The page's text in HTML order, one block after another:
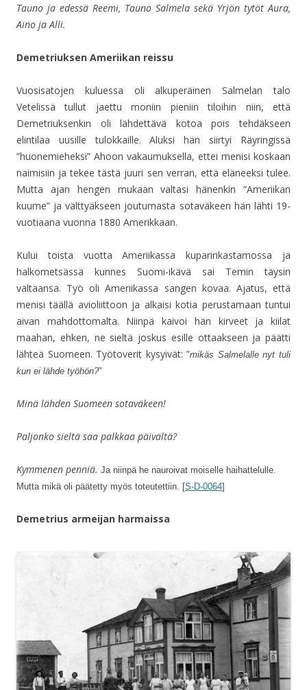
Tauno ja edessä Reemi, Tauno Salmela sekä Yrjön tytöt Aura,
Aino ja Alli.
Demetriuksen Ameriikan reissu
Vuosisatojen kuluessa oli alkuperäinen Salmelan talo
Vetelissä tullut jaettu moniin pieniin tiloihin niin, että
Demetriuksenkin oli lähdettävä kotoa pois tehdäkseen
elintilaa uusille tulokkaille. Aluksi hän siirtyi Räyringissä
”huonemieheksi” Ahoon vakaumuksella, ettei menisi koskaan
naimisiin ja tekee tästä juuri sen verran, että eläneeksi tulee.
Mutta ajan hengen mukaan valtasi hänenkin ”Ameriikan
kuume” ja välttyäkseen joutumasta sotaväkeen hän lähti 19-
vuotiaana vuonna 1880 Amerikkaan.
Kului toista vuotta Ameriikassa kuparirikastamossa ja
halkometsässä kunnes Suomi-ikävä sai Temin täysin
valtaansa. Työ oli Ameriikassa sangen kovaa. Ajatus, että
menisi täällä avioliittoon ja alkaisi kotia perustamaan tuntui
aivan mahdottomalta. Niinpä kaivoi hän kirveet ja kiilat
maahan, ehken, ne sieltä joskus esille ottaakseen ja päätti
lähteä Suomeen. Työtoverit kysyivät: ”mikäs Salmelalle nyt tuli
kun ei lähde työhön?”
Minä lähden Suomeen sotaväkeen!
Paljonko sieltä saa palkkaa päivältä?
Kymmenen penniä. Ja niinpä he nauroivat moiselle haihattelulle.
Mutta mikä oli päätetty myös toteutettiin. [S-D-0064]
Demetrius armeijan harmaissa